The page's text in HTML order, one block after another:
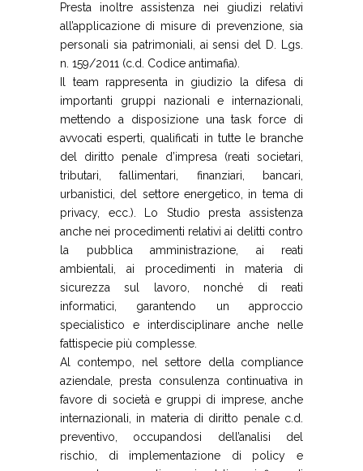
Presta inoltre assistenza nei giudizi relativi
all’applicazione di misure di prevenzione, sia
personali sia patrimoniali, ai sensi del D. Lgs.
n. 159/2011 (c.d. Codice antimafia).
Il team rappresenta in giudizio la difesa di
importanti gruppi nazionali e internazionali,
mettendo a disposizione una task force di
avvocati esperti, qualificati in tutte le branche
del diritto penale d’impresa (reati societari,
tributari, fallimentari, finanziari, bancari,
urbanistici, del settore energetico, in tema di
privacy, ecc.). Lo Studio presta assistenza
anche nei procedimenti relativi ai delitti contro
la pubblica amministrazione, ai reati
ambientali, ai procedimenti in materia di
sicurezza sul lavoro, nonché di reati
informatici, garantendo un approccio
specialistico e interdisciplinare anche nelle
fattispecie più complesse.
Al contempo, nel settore della compliance
aziendale, presta consulenza continuativa in
favore di società e gruppi di imprese, anche
internazionali, in materia di diritto penale c.d.
preventivo, occupandosi dell’analisi del
rischio, di implementazione di policy e